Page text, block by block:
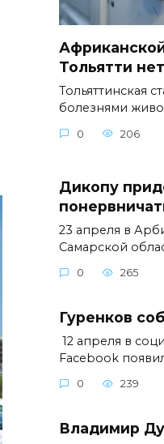
Тольятти нет
Тольяттинская
болезнями
0 206
Дикопу
23 апреля в
Самарской
0 265
Гуренков
12 апреля в
Facebook
0 239
Владимир